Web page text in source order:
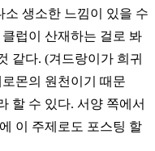
소 생소한 느낌이 있을 수
클럽이 산재하는 걸로 봐
같다. (겨드랑이가 희귀
몬의 원천이기
때문
할 수 있다. 서양 쪽에서
이 주제로도 포스팅 할